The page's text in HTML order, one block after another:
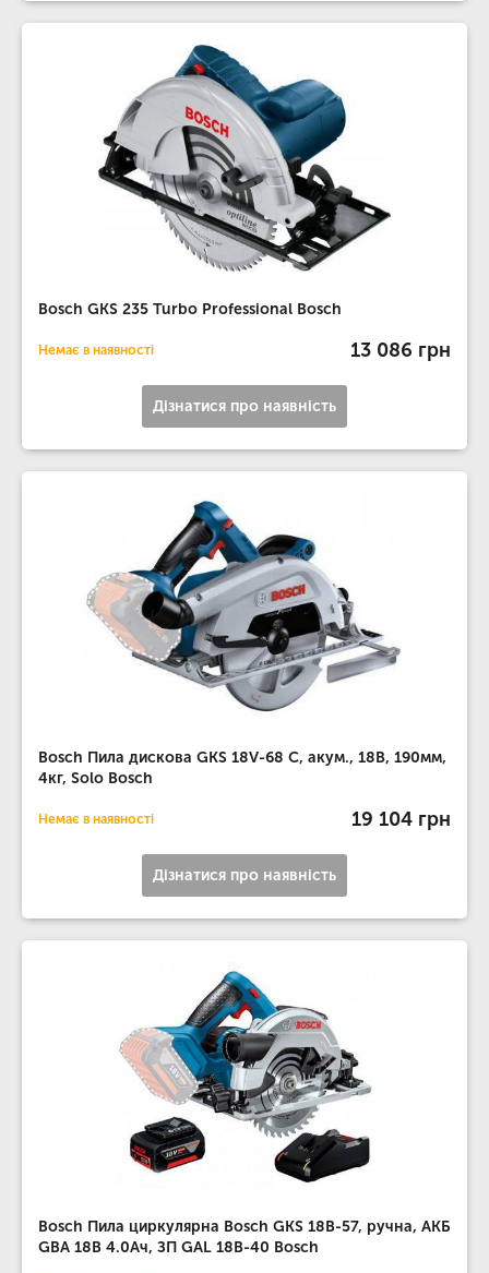
Bosch GKS 235 Turbo Professional Bosch
Немає в наявності 13 086 грн
Дізнатися про наявність
Bosch Пила дискова GKS 18V-68 C, акум., 18В, 190мм,
4кг, Solo Bosch
Немає в наявності 19 104 грн
Дізнатися про наявність
Bosch Пила циркулярна Bosch GKS 18В-57, ручна, АКБ
GBA 18В 4.0Ач, ЗП GAL 18В-40 Bosch